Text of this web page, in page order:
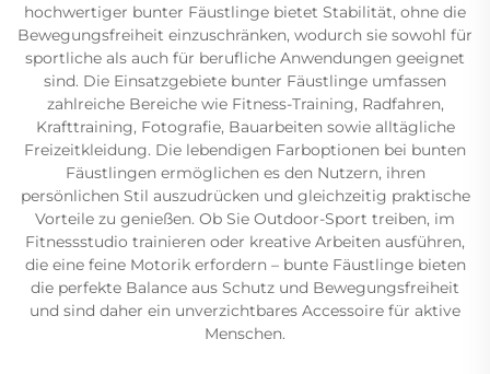
hochwertiger bunter Fäustlinge bietet Stabilität, ohne die
Bewegungsfreiheit einzuschränken, wodurch sie sowohl für
sportliche als auch für berufliche Anwendungen geeignet
sind. Die Einsatzgebiete bunter Fäustlinge umfassen
zahlreiche Bereiche wie Fitness-Training, Radfahren,
Krafttraining, Fotografie, Bauarbeiten sowie alltägliche
Freizeitkleidung. Die lebendigen Farboptionen bei bunten
Fäustlingen ermöglichen es den Nutzern, ihren
persönlichen Stil auszudrücken und gleichzeitig praktische
Vorteile zu genießen. Ob Sie Outdoor-Sport treiben, im
Fitnessstudio trainieren oder kreative Arbeiten ausführen,
die eine feine Motorik erfordern – bunte Fäustlinge bieten
die perfekte Balance aus Schutz und Bewegungsfreiheit
und sind daher ein unverzichtbares Accessoire für aktive
Menschen.